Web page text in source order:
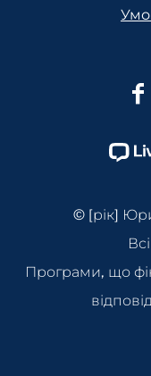
© [рік]
Програми, що